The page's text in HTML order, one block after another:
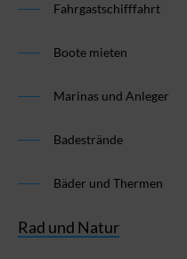
Fahrgastschifffahrt
Boote mieten
Marinas und Anleger
Badestrände
Bäder und Thermen
Rad und Natur